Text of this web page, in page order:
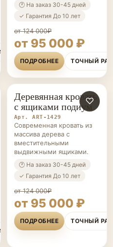
🕐 На заказ 30-45 дней
✓ Гарантия До 10 лет
от 124 000₽
от 95 000 ₽
ПОДРОБНЕЕ ТОЧНЫЙ
КРОВАТИ-
ПОДИУМЫ НА ЗАКАЗ
♡
Деревянная кровать
с ящиками подиум
Арт. ART-1429
Современная кровать из
массива дерева с
вместительными
выдвижными ящиками.
🕐 На заказ 30-45 дней
✓ Гарантия До 10 лет
от 124 000₽
от 95 000 ₽
ПОДРОБНЕЕ ТОЧНЫЙ